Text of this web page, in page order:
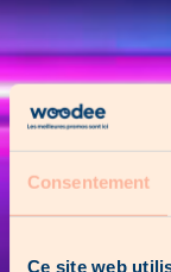
Consentement
Ce site web